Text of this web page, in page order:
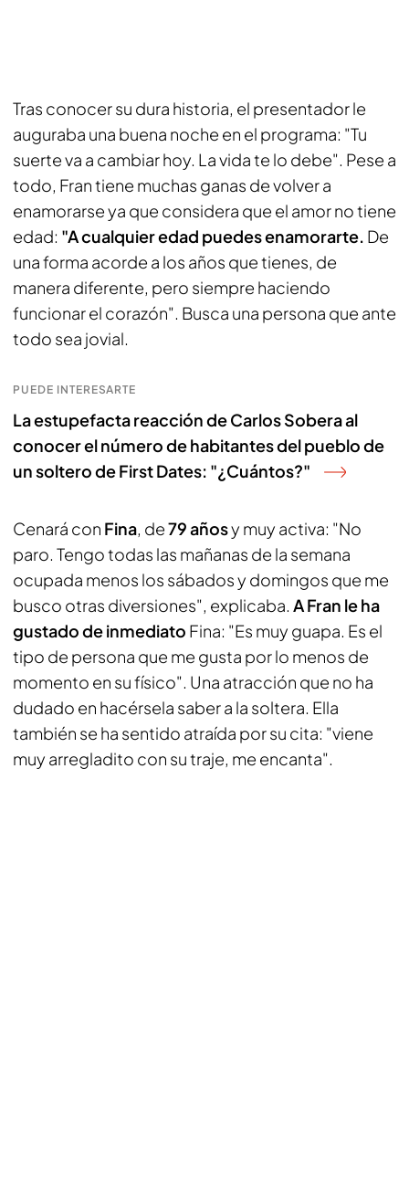
Tras conocer su dura historia, el presentador le
auguraba una buena noche en el programa: "Tu
suerte va a cambiar hoy. La vida te lo debe". Pese a
todo, Fran tiene muchas ganas de volver a
enamorarse ya que considera que el amor no tiene
edad: "A cualquier edad puedes enamorarte. De
una forma acorde a los años que tienes, de
manera diferente, pero siempre haciendo
funcionar el corazón". Busca una persona que ante
todo sea jovial.
PUEDE INTERESARTE
La estupefacta reacción de Carlos Sobera al
conocer el número de habitantes del pueblo de
un soltero de First Dates: "¿Cuántos?"
Cenará con Fina, de79 añosy muy activa: "No
paro. Tengo todas las mañanas de la semana
ocupada menos los sábados y domingos que me
busco otras diversiones", explicaba. A Fran le ha
gustado de inmediato Fina: "Es muy guapa. Es el
tipo de persona que me gusta por lo menos de
momento en su físico". Una atracción que no ha
dudado en hacérsela saber a la soltera. Ella
también se ha sentido atraída por su cita: "viene
muy arregladito con su traje, me encanta".